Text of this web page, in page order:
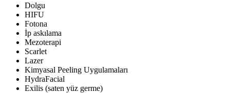
Dolgu
HIFU
Fotona
İp askılama
Mezoterapi
Scarlet
Lazer
Kimyasal Peeling Uygulamaları
HydraFacial
Exilis (saten yüz germe)